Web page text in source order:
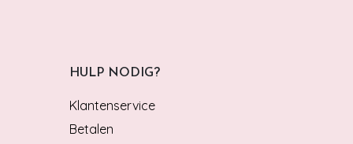
HULP NODIG?
Klantenservice
Betalen